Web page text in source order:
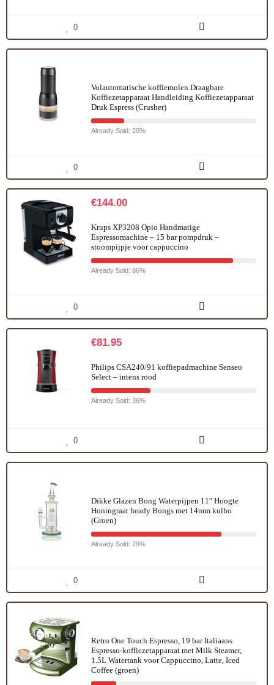
0
Volautomatische koffiemolen Draagbare
Koffiezetapparaat Handleiding Koffiezetapparaat
Druk Espress (Crusher)
Already Sold: 20%
0
€144.00
Krups XP3208 Opio Handmatige
Espressomachine – 15 bar pompdruk –
stoompijpje voor cappuccino
Already Sold: 86%
0
€81.95
Philips CSA240/91 koffiepadmachine Senseo
Select – intens rood
Already Sold: 36%
0
Dikke Glazen Bong Waterpijpen 11″ Hoogte
Honingraat heady Bongs met 14mm kulho
(Groen)
Already Sold: 79%
0
Retro One Touch Espresso, 19 bar Italiaans
Espresso-koffiezetapparaat met Milk Steamer,
1.5L Watertank voor Cappuccino, Latte, Iced
Coffee (groen)